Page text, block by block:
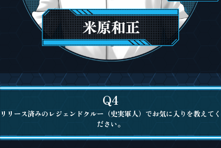
Q4
リリース済みのレジェンドクルー（史実軍人）でお気に入りを教えてく
ださい。